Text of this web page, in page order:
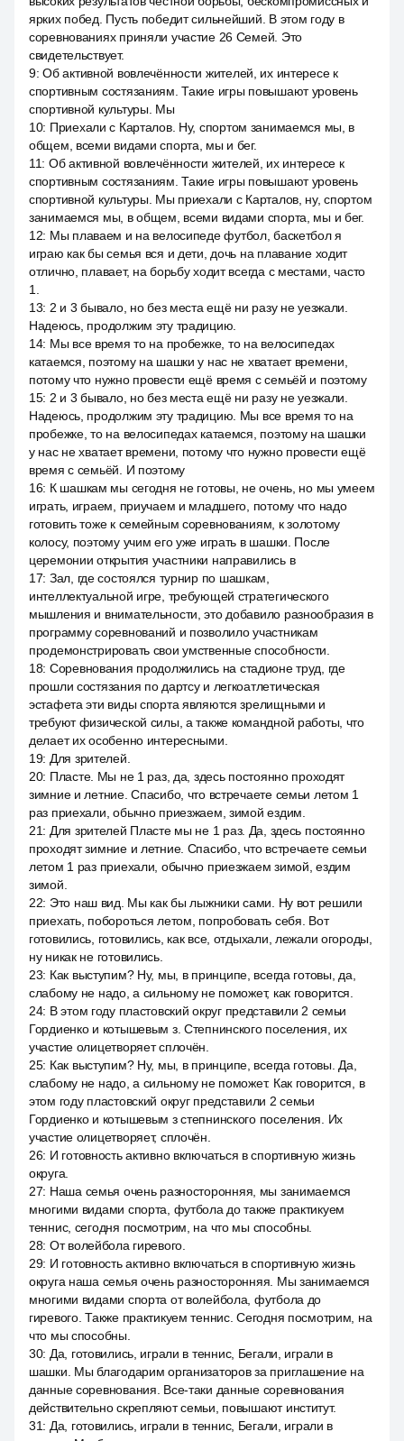
ярких побед. Пусть победит сильнейший. В этом году в
соревнованиях приняли участие 26 Семей. Это
свидетельствует.
9:Об активной вовлечённости жителей, их интересе к
спортивным состязаниям. Такие игры повышают уровень
спортивной культуры. Мы
10: Приехали с Карталов. Ну, спортом занимаемся мы, в
общем, всеми видами спорта, мы и бег.
11: Об активной вовлечённости жителей, их интересе к
спортивным состязаниям. Такие игры повышают уровень
спортивной культуры. Мы приехали с Карталов, ну, спортом
занимаемся мы, в общем, всеми видами спорта, мы и бег.
12: Мы плаваем и на велосипеде футбол, баскетбол я
играю как бы семья вся и дети, дочь на плавание ходит
отлично, плавает, на борьбу ходит всегда с местами, часто
1.
13: 2 и 3 бывало, но без места ещё ни разу не уезжали.
Надеюсь, продолжим эту традицию.
14: Мы все время то на пробежке, то на велосипедах
катаемся, поэтому на шашки у нас не хватает времени,
потому что нужно провести ещё время с семьёй и поэтому
15: 2 и 3 бывало, но без места ещё ни разу не уезжали.
Надеюсь, продолжим эту традицию. Мы все время то на
пробежке, то на велосипедах катаемся, поэтому на шашки
у нас не хватает времени, потому что нужно провести ещё
время с семьёй. И поэтому
16: К шашкам мы сегодня не готовы, не очень, но мы умеем
играть, играем, приучаем и младшего, потому что надо
готовить тоже к семейным соревнованиям, к золотому
колосу, поэтому учим его уже играть в шашки. После
церемонии открытия участники направились в
17: Зал, где состоялся турнир по шашкам,
интеллектуальной игре, требующей стратегического
мышления и внимательности, это добавило разнообразия в
программу соревнований и позволило участникам
продемонстрировать свои умственные способности.
18: Соревнования продолжились на стадионе труд, где
прошли состязания по дартсу и легкоатлетическая
эстафета эти виды спорта являются зрелищными и
требуют физической силы, а также командной работы, что
делает их особенно интересными.
19: Для зрителей.
20: Пласте. Мы не 1 раз, да, здесь постоянно проходят
зимние и летние. Спасибо, что встречаете семьи летом 1
раз приехали, обычно приезжаем, зимой ездим.
21: Для зрителей Пласте мы не 1 раз. Да, здесь постоянно
проходят зимние и летние. Спасибо, что встречаете семьи
летом 1 раз приехали, обычно приезжаем зимой, ездим
зимой.
22: Это наш вид. Мы как бы лыжники сами. Ну вот решили
приехать, побороться летом, попробовать себя. Вот
готовились, готовились, как все, отдыхали, лежали огороды,
ну никак не готовились.
23: Как выступим? Ну, мы, в принципе, всегда готовы, да,
слабому не надо, а сильному не поможет, как говорится.
24: В этом году пластовский округ представили 2 семьи
Гордиенко и котышевым з. Степнинского поселения, их
участие олицетворяет сплочён.
25: Как выступим? Ну, мы, в принципе, всегда готовы. Да,
слабому не надо, а сильному не поможет. Как говорится, в
этом году пластовский округ представили 2 семьи
Гордиенко и котышевым з степнинского поселения. Их
участие олицетворяет, сплочён.
26: И готовность активно включаться в спортивную жизнь
округа.
27: Наша семья очень разносторонняя, мы занимаемся
многими видами спорта, футбола до также практикуем
теннис, сегодня посмотрим, на что мы способны.
28: От волейбола гиревого.
29: И готовность активно включаться в спортивную жизнь
округа наша семья очень разносторонняя. Мы занимаемся
многими видами спорта от волейбола, футбола до
гиревого. Также практикуем теннис. Сегодня посмотрим, на
что мы способны.
30: Да, готовились, играли в теннис, Бегали, играли в
шашки. Мы благодарим организаторов за приглашение на
данные соревнования. Все-таки данные соревнования
действительно скрепляют семьи, повышают институт.
31: Да, готовились, играли в теннис, Бегали, играли в